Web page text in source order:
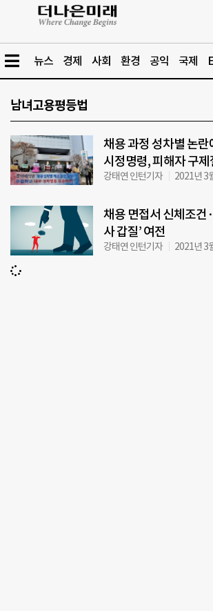
뉴스 경제 사회 환경 공익 국제
남녀고용평등법
채용 과정 성차별 논
시정명령, 피해자 구
강태연 인턴기자 2021년 3
채용 면접서 신체조건
사 갑질’ 여전
강태연 인턴기자 2021년 3